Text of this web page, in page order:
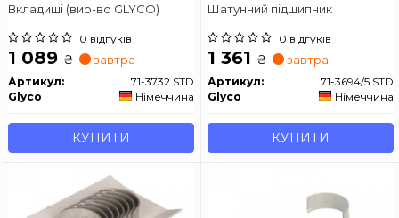
Вкладиші (вир-во GLYCO)
0 відгуків
1 089 ₴ завтра
Артикул:
71-3732 STD
Glyco
Німеччина
КУПИТИ
Шатунний підшипник
0 відгуків
1 361 ₴ завтра
Артикул:
71-3694/5 STD
Glyco
Німеччина
КУПИТИ